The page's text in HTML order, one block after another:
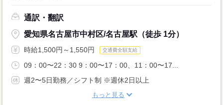
通訳・翻訳
愛知県名古屋市中村区/名古屋駅（徒歩 1分）
時給1,500円～1,550円 交通費全額支給
09：00〜22：30 9：00〜17：00、11：00〜17...
週2〜5日勤務／シフト制 ※週休2日以上
もっと見る